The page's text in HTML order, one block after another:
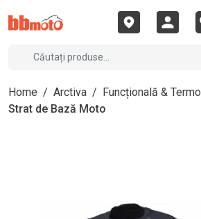
Home / Arctiva / Funcțională & Termo
Strat de Bază Moto